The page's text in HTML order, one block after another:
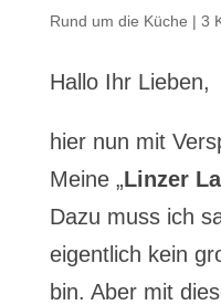
Rund um die Küche | 3
Hallo Ihr Lieben,
hier nun mit
Meine „Linzer
Dazu muss ich
eigentlich kein
bin. Aber mit